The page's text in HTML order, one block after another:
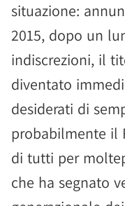
situazione:
2015, dopo un
indiscrezioni, il
diventato
desiderati di
probabilmente il
di tutti per
che ha segnato